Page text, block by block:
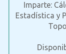
Imparte:
Estadística y